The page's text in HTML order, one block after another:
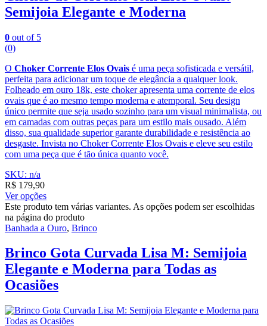
Semijoia Elegante e Moderna
0 out of 5
(0)
O Choker Corrente Elos Ovais é uma peça sofisticada e versátil,
perfeita para adicionar um toque de elegância a qualquer look.
Folheado em ouro 18k, este choker apresenta uma corrente de elos
ovais que é ao mesmo tempo moderna e atemporal. Seu design
único permite que seja usado sozinho para um visual minimalista, ou
em camadas com outras peças para um estilo mais ousado. Além
disso, sua qualidade superior garante durabilidade e resistência ao
desgaste. Invista no Choker Corrente Elos Ovais e eleve seu estilo
com uma peça que é tão única quanto você.
SKU: n/a
R$ 179,90
Ver opções
Este produto tem várias variantes. As opções podem ser escolhidas
na página do produto
Banhada a Ouro, Brinco
Brinco Gota Curvada Lisa M: Semijoia
Elegante e Moderna para Todas as
Ocasiões